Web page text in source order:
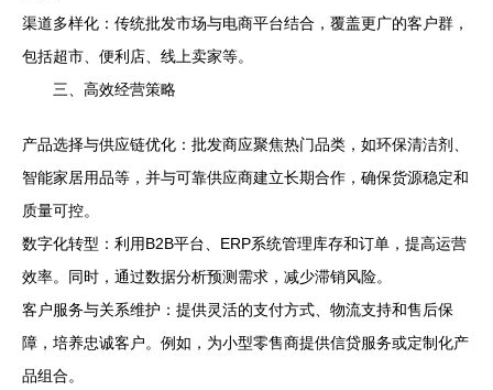
渠道多样化：传统批发市场与电商平台结合，覆盖更广的客户群，
包括超市、便利店、线上卖家等。
三、高效经营策略
产品选择与供应链优化：批发商应聚焦热门品类，如环保清洁剂、
智能家居用品等，并与可靠供应商建立长期合作，确保货源稳定和
质量可控。
数字化转型：利用B2B平台、ERP系统管理库存和订单，提高运营
效率。同时，通过数据分析预测需求，减少滞销风险。
客户服务与关系维护：提供灵活的支付方式、物流支持和售后保
障，培养忠诚客户。例如，为小型零售商提供信贷服务或定制化产
品组合。